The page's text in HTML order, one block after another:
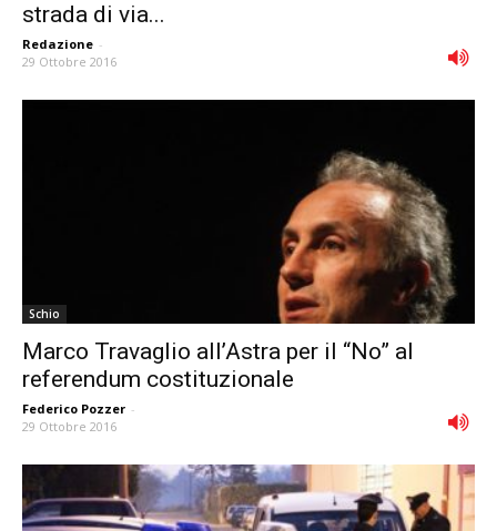
strada di via...
Redazione -
29 Ottobre 2016
Schio
Marco Travaglio all’Astra per il “No” al
referendum costituzionale
Federico Pozzer -
29 Ottobre 2016